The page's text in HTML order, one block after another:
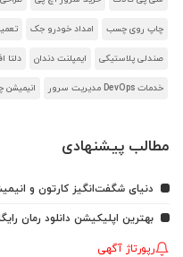
چاپ روی چسب امداد خودرو جک
صندلی پلاستیکی ایمپلنت دندان دلتا
خدمات DevOps مدیریت سرور انیمیشن
مطالب پیشنهادی
دنیای شگفت‌انگیز کارتون و
بهترین اپلیکیشن دانلود رمان
رپورتاژ آگهی